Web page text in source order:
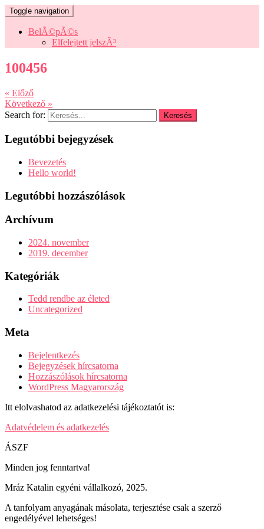
Toggle navigation
BelÃ©pÃ©s
Elfelejtett jelszÃ³
100456
« Előző
Következő »
Search for:
Legutóbbi bejegyzések
Bevezetés
Hello world!
Legutóbbi hozzászólások
Archívum
2024. november
2019. december
Kategóriák
Tedd rendbe az életed
Uncategorized
Meta
Bejelentkezés
Bejegyzések hírcsatorna
Hozzászólások hírcsatorna
WordPress Magyarország
Itt elolvashatod az adatkezelési tájékoztatót is:
Adatvédelem és adatkezelés
ÁSZF
Minden jog fenntartva!
Mráz Katalin egyéni vállalkozó, 2025.
A tanfolyam anyagának másolata, terjesztése csak a szerző
engedélyével lehetséges!